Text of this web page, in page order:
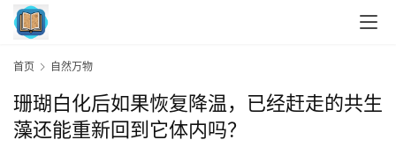
首页 自然万物
珊瑚白化后如果恢复降温，已经赶走的共生
藻还能重新回到它体内吗？